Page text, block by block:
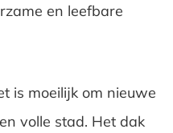
en leefbare
is moeilijk om nieuwe
volle stad. Het dak